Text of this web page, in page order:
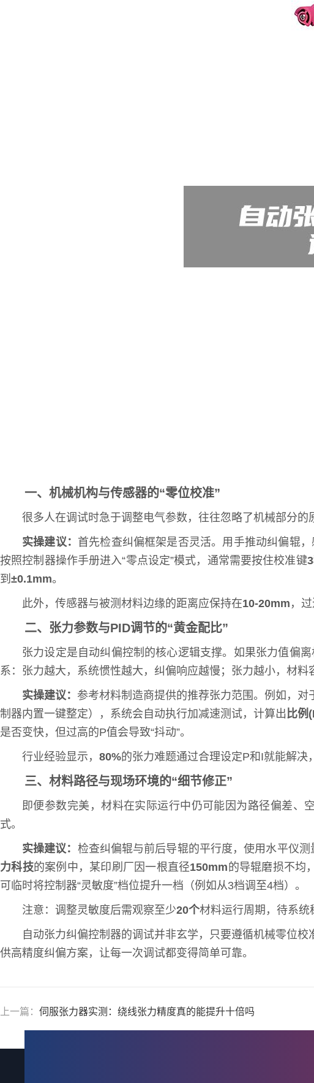
一、机械机构与传感器的“零位校准”
很多人在调试时急于调整电气参数，往往忽略了机械部分的
实操建议： 首先检查纠偏框架是否灵活。用手推动纠偏辊
按照控制器操作手册进入“零点设定”模式，通常需要按住校准键
到 ±0.1mm。
此外，传感器与被测材料边缘的距离应保持在10-20mm ，
二、张力参数与PID调节的“黄金配比”
张力设定是自动纠偏控制的核心逻辑支撑。如果张力值偏
系：张力越大，系统惯性越大，纠偏响应越慢；张力越小，材料
实操建议： 参考材料制造商提供的推荐张力范围。例如，对
制器内置一键整定），系统会自动执行加减速测试，计算出比例
是否变快，但过高的P值会导致“抖动”。
行业经验显示， 80%的张力难题通过合理设定P和I就能解决
三、材料路径与现场环境的“细节修正”
即便参数完美，材料在实际运行中仍可能因为路径偏差、
式。
实操建议： 检查纠偏辊与前后导辊的平行度，使用水平仪
力科技的案例中，某印刷厂因一根直径150mm 的导辊磨损不均
可临时将控制器“灵敏度”档位提升一档（例如从3档调至4档）。
注意：调整灵敏度后需观察至少20个材料运行周期，待系统
自动张力纠偏控制器的调试并非玄学，只要遵循机械零位
供高精度纠偏方案，让每一次调试都变得简单可靠。
上一篇： 伺服张力器实测：绕线张力精度真的能提升十倍吗